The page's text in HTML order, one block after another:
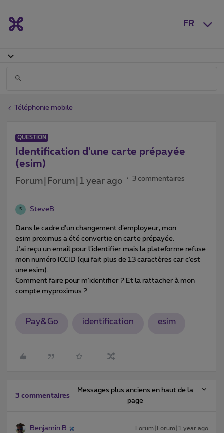
FR
Téléphonie mobile
QUESTION
Identification d'une carte prépayée
(esim)
Forum|Forum|1 year ago 3 commentaires
S SteveB
Dans le cadre d’un changement d’employeur, mon
esim proximus a été convertie en carte prépayée.
J’ai reçu un email pour l’identifier mais la plateforme refuse
mon numéro ICCID (qui fait plus de 13 caractères car c’est
une esim).
Comment faire pour m’identifier ? Et la rattacher à mon
compte myproximus ?
Pay&Go identification esim
3 commentaires
Messages plus anciens en haut de la
page
Benjamin B Forum|Forum|1 year ago